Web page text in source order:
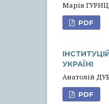
Марія
PDF
УКРАЇНІ
Анатолій
PDF